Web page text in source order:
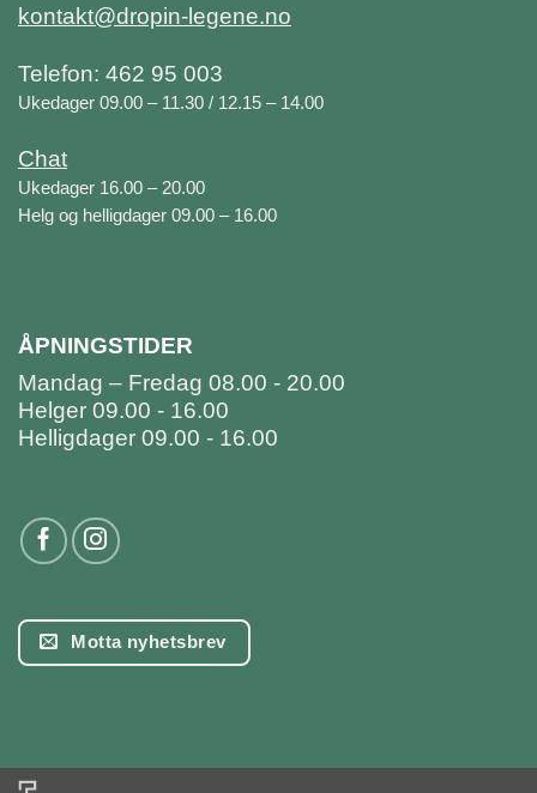
kontakt@dropin-legene.no
Telefon: 462 95 003
Ukedager 09.00 – 11.30 / 12.15 – 14.00
Chat
Ukedager 16.00 – 20.00
Helg og helligdager 09.00 – 16.00
ÅPNINGSTIDER
Mandag – Fredag 08.00 - 20.00
Helger 09.00 - 16.00
Helligdager 09.00 - 16.00
Motta nyhetsbrev